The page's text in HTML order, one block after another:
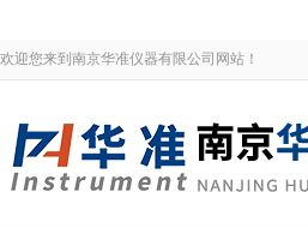
欢迎您来到南京华准仪器有限公司网站！